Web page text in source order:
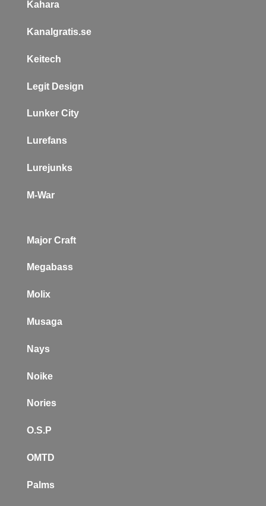
Kahara
Kanalgratis.se
Keitech
Legit Design
Lunker City
Lurefans
Lurejunks
M-War
Major Craft
Megabass
Molix
Musaga
Nays
Noike
Nories
O.S.P
OMTD
Palms